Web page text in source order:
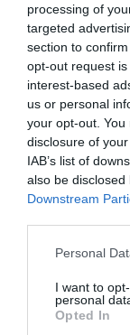
processing of
targeted
section to
opt-out request
interest-based
us or personal
your opt-out.
disclosure of
IAB’s list of
also be
Downstream
Please note that
not limited to
grant or deny
use your data
Personal
I want to
personal
Opted In